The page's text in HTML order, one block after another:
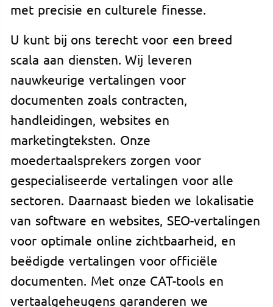
met precisie en culturele finesse.
U kunt bij ons terecht voor een breed
scala aan diensten. Wij leveren
nauwkeurige vertalingen voor
documenten zoals contracten,
handleidingen, websites en
marketingteksten. Onze
moedertaalsprekers zorgen voor
gespecialiseerde vertalingen voor alle
sectoren. Daarnaast bieden we lokalisatie
van software en websites, SEO-vertalingen
voor optimale online zichtbaarheid, en
beëdigde vertalingen voor officiële
documenten. Met onze CAT-tools en
vertaalgeheugens garanderen we